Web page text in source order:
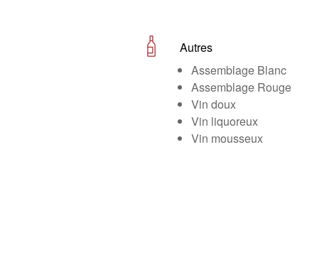
Autres
Assemblage Blanc
Assemblage Rouge
Vin doux
Vin liquoreux
Vin mousseux